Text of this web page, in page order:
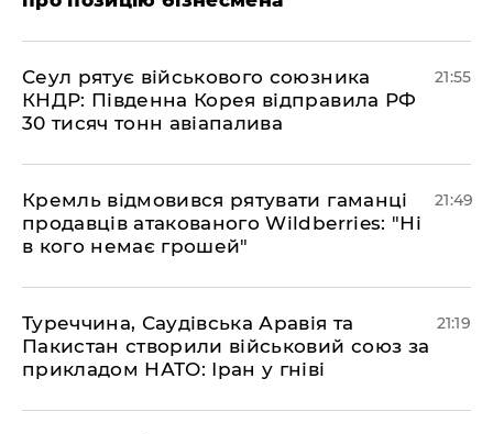
​Сеул рятує військового союзника
КНДР: Південна Корея відправила РФ
30 тисяч тонн авіапалива
21:55
​Кремль відмовився рятувати гаманці
продавців атакованого Wildberries: "Ні
в кого немає грошей"
21:49
​Туреччина, Саудівська Аравія та
Пакистан створили військовий союз за
прикладом НАТО: Іран у гніві
21:19